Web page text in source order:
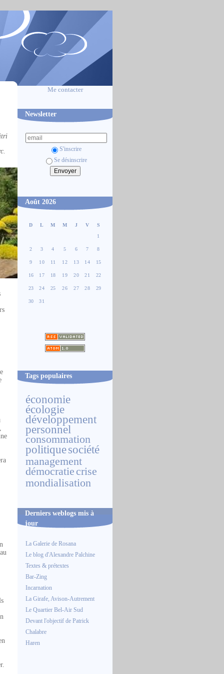
Me contacter
Newsletter
S'inscrire
Se désinscrire
Août 2026
D L M M J V
S
1
2 3 4 5 6 7 8
9 10 11 12 13 14 15
16 17 18 19 20 21 22
23 24 25 26 27 28 29
30 31
Tags populaires
économie
écologie
développement
personnel
consommation
politiquesociété
management
démocratie crise
mondialisation
Derniers weblogs mis à
jour
La Galerie de Rosana
Le blog d'Alexandre Palchine
Textes & prétextes
Bar-Zing
Incarnation
La Girafe, Avison-Autrement
Le Quartier Bel-Air Sud
Devant l'objectif de Patrick
Chalabre
Haren